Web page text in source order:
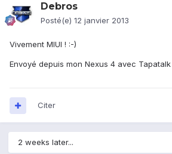
Debros
Posté(e) 12 janvier 2013
Vivement MIUI ! :-)
Envoyé depuis mon Nexus 4 avec Tapatalk
Citer
2 weeks later...